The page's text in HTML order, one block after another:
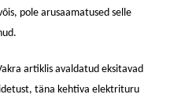
pole arusaamatused selle
artiklis avaldatud eksitavad
täna kehtiva elektrituru